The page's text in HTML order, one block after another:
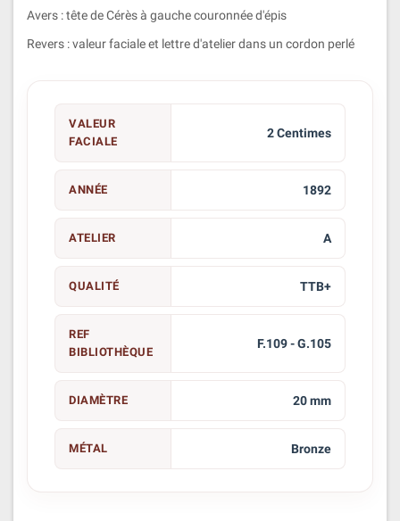
Avers : tête de Cérès à gauche couronnée d'épis
Revers : valeur faciale et lettre d'atelier dans un cordon perlé
VALEUR
FACIALE
2 Centimes
ANNÉE 1892
ATELIER A
QUALITÉ TTB+
REF
BIBLIOTHÈQUE
F.109 - G.105
DIAMÈTRE 20 mm
MÉTAL Bronze